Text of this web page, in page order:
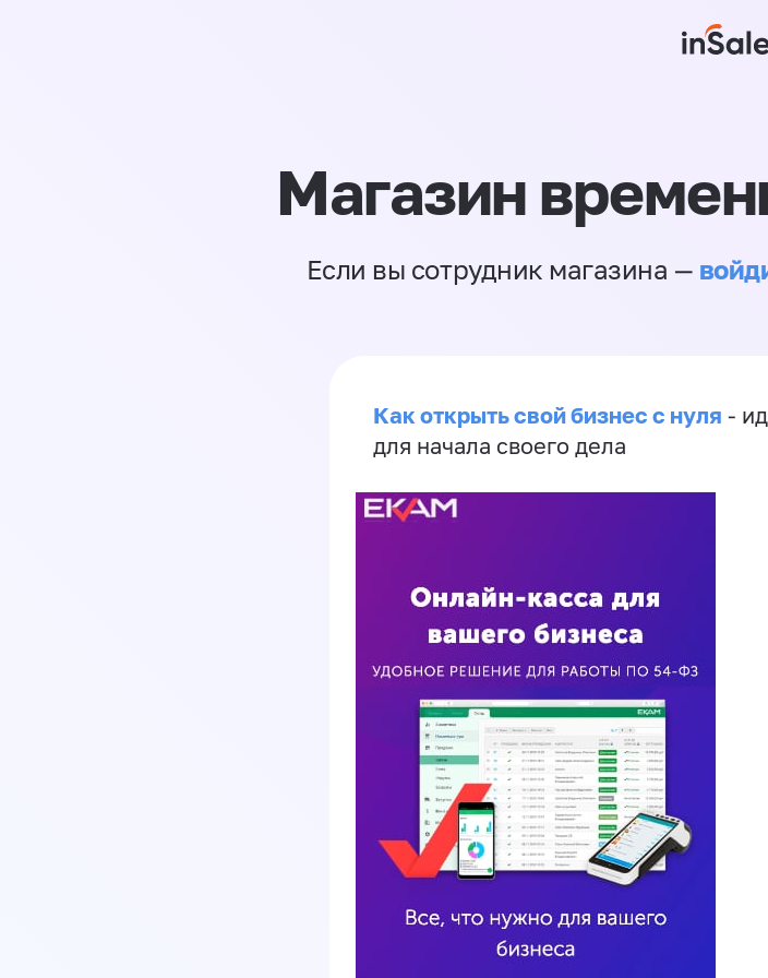
Магазин
Если вы сотрудник магазина —
Как открыть свой бизнес с нуля -
для начала своего дела